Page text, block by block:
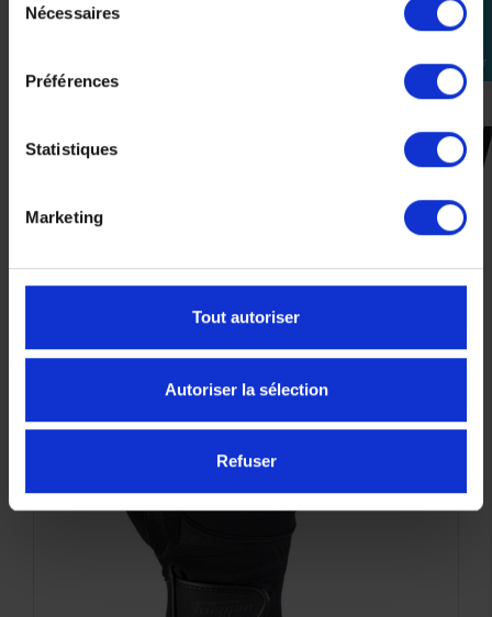
Nécessaires
Préférences
Statistiques
Marketing
Tout autoriser
Autoriser la sélection
Refuser
perm_identity
connecter
3XL
SUSCEPTIBLES DE VOUS
-28%